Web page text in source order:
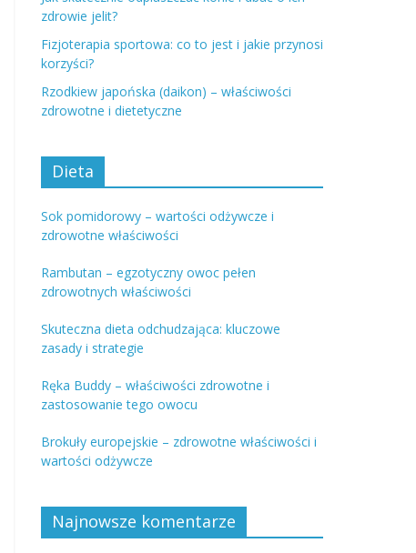
zdrowie jelit?
Fizjoterapia sportowa: co to jest i jakie przynosi
korzyści?
Rzodkiew japońska (daikon) – właściwości
zdrowotne i dietetyczne
Dieta
Sok pomidorowy – wartości odżywcze i
zdrowotne właściwości
Rambutan – egzotyczny owoc pełen
zdrowotnych właściwości
Skuteczna dieta odchudzająca: kluczowe
zasady i strategie
Ręka Buddy – właściwości zdrowotne i
zastosowanie tego owocu
Brokuły europejskie – zdrowotne właściwości i
wartości odżywcze
Najnowsze komentarze